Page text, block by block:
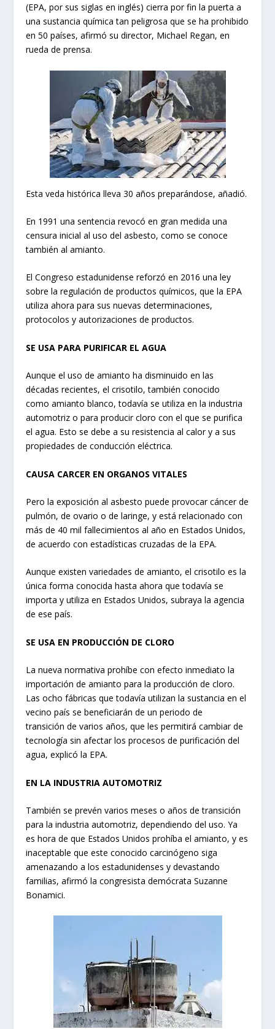
(EPA, por sus siglas en inglés) cierra por fin la puerta a
una sustancia química tan peligrosa que se ha prohibido
en 50 países, afirmó su director, Michael Regan, en
rueda de prensa.
Esta veda histórica lleva 30 años preparándose, añadió.
En 1991 una sentencia revocó en gran medida una
censura inicial al uso del asbesto, como se conoce
también al amianto.
El Congreso estadunidense reforzó en 2016 una ley
sobre la regulación de productos químicos, que la EPA
utiliza ahora para sus nuevas determinaciones,
protocolos y autorizaciones de productos.
SE USA PARA PURIFICAR EL AGUA
Aunque el uso de amianto ha disminuido en las
décadas recientes, el crisotilo, también conocido
como amianto blanco, todavía se utiliza en la industria
automotriz o para producir cloro con el que se purifica
el agua. Esto se debe a su resistencia al calor y a sus
propiedades de conducción eléctrica.
CAUSA CARCER EN ORGANOS VITALES
Pero la exposición al asbesto puede provocar cáncer de
pulmón, de ovario o de laringe, y está relacionado con
más de 40 mil fallecimientos al año en Estados Unidos,
de acuerdo con estadísticas cruzadas de la EPA.
Aunque existen variedades de amianto, el crisotilo es la
única forma conocida hasta ahora que todavía se
importa y utiliza en Estados Unidos, subraya la agencia
de ese país.
SE USA EN PRODUCCIÓN DE CLORO
La nueva normativa prohíbe con efecto inmediato la
importación de amianto para la producción de cloro.
Las ocho fábricas que todavía utilizan la sustancia en el
vecino país se beneficiarán de un periodo de
transición de varios años, que les permitirá cambiar de
tecnología sin afectar los procesos de purificación del
agua, explicó la EPA.
EN LA INDUSTRIA AUTOMOTRIZ
También se prevén varios meses o años de transición
para la industria automotriz, dependiendo del uso. Ya
es hora de que Estados Unidos prohíba el amianto, y es
inaceptable que este conocido carcinógeno siga
amenazando a los estadunidenses y devastando
familias, afirmó la congresista demócrata Suzanne
Bonamici.